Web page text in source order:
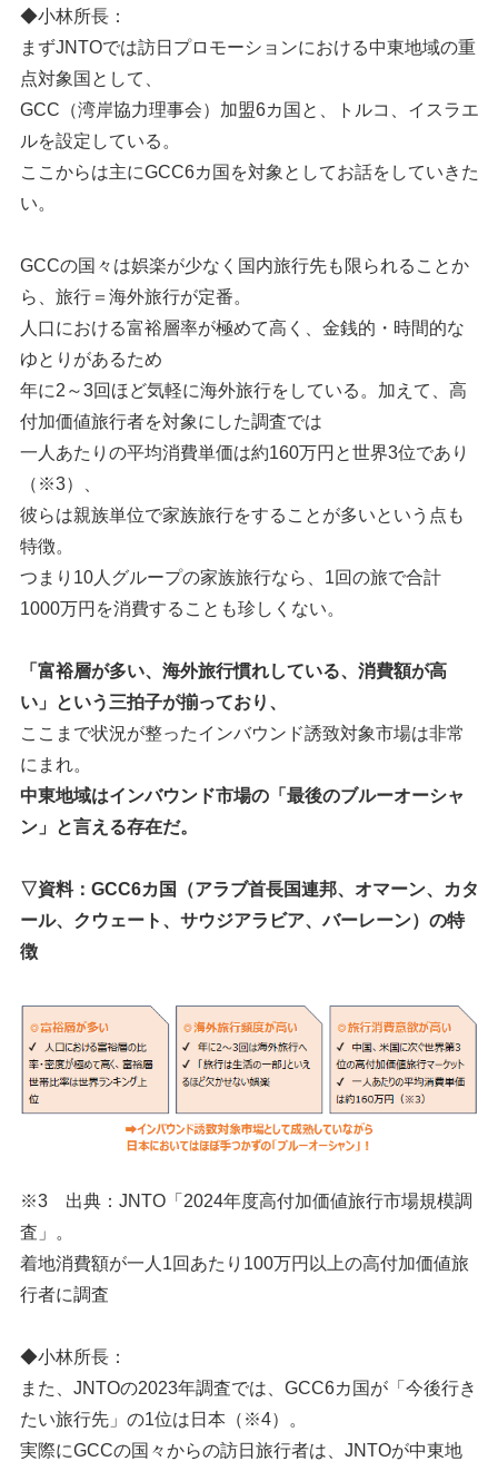
◆小林所長：
まずJNTOでは訪日プロモーションにおける中東地域の重
点対象国として、
GCC（湾岸協力理事会）加盟6カ国と、トルコ、イスラエ
ルを設定している。
ここからは主にGCC6カ国を対象としてお話をしていきた
い。
GCCの国々は娯楽が少なく国内旅行先も限られることか
ら、旅行＝海外旅行が定番。
人口における富裕層率が極めて高く、金銭的・時間的な
ゆとりがあるため
年に2～3回ほど気軽に海外旅行をしている。加えて、高
付加価値旅行者を対象にした調査では
一人あたりの平均消費単価は約160万円と世界3位であり
（※3）、
彼らは親族単位で家族旅行をすることが多いという点も
特徴。
つまり10人グループの家族旅行なら、1回の旅で合計
1000万円を消費することも珍しくない。
「富裕層が多い、海外旅行慣れしている、消費額が高
い」という三拍子が揃っており、
ここまで状況が整ったインバウンド誘致対象市場は非常
にまれ。
中東地域はインバウンド市場の「最後のブルーオーシャ
ン」と言える存在だ。
▽資料：GCC6カ国（アラブ首長国連邦、オマーン、カタ
ール、クウェート、サウジアラビア、バーレーン）の特
徴
※3 出典：JNTO「2024年度高付加価値旅行市場規模調
査」。
着地消費額が一人1回あたり100万円以上の高付加価値旅
行者に調査
◆小林所長：
また、JNTOの2023年調査では、GCC6カ国が「今後行き
たい旅行先」の1位は日本（※4）。
実際にGCCの国々からの訪日旅行者は、JNTOが中東地